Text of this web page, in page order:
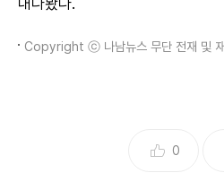
내다봤다.
Copyright ⓒ 나남뉴스 무단 전재 및
0